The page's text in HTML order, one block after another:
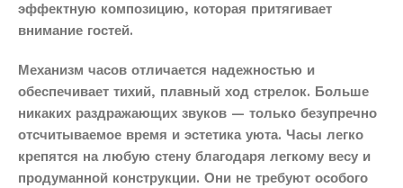
эффектную композицию, которая притягивает
внимание гостей.
Механизм часов отличается надежностью и
обеспечивает тихий, плавный ход стрелок. Больше
никаких раздражающих звуков — только безупречно
отсчитываемое время и эстетика уюта. Часы легко
крепятся на любую стену благодаря легкому весу и
продуманной конструкции. Они не требуют особого